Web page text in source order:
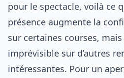
pour le spectacle, voilà ce
présence augmente la
sur certaines courses,
imprévisible sur d’autres
intéressantes. Pour un